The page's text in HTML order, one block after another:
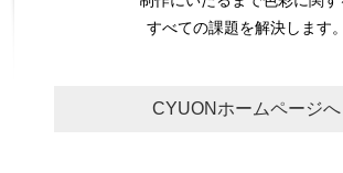
すべての課題を解決します。
CYUONホームページへ